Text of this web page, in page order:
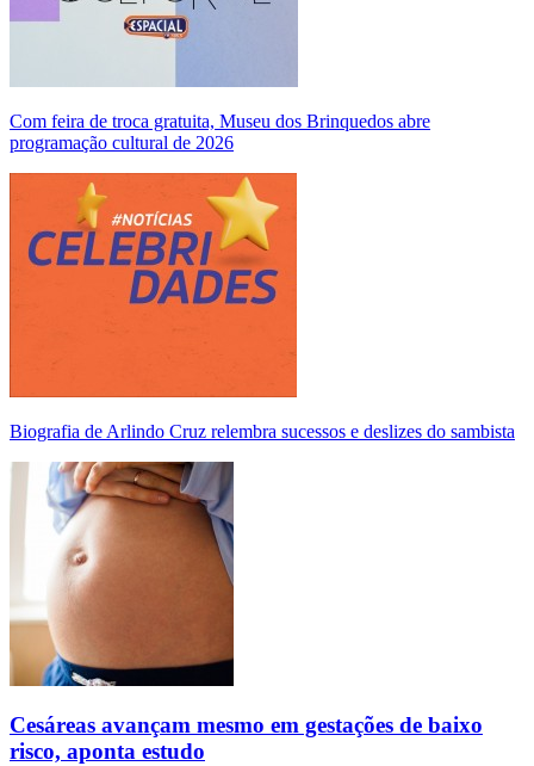
Com feira de troca gratuita, Museu dos Brinquedos abre
programação cultural de 2026
Biografia de Arlindo Cruz relembra sucessos e deslizes do sambista
Cesáreas avançam mesmo em gestações de baixo
risco, aponta estudo